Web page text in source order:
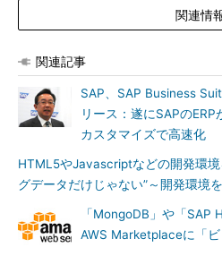
関連情
関連記事
SAP、SAP Business
リース：遂にSAPの
カスタマイズで高速化
HTML5やJavascriptなどの開発環
グデータだけじゃない”～開発環境
「MongoDB」や「SAP
AWS Marketplaceに「